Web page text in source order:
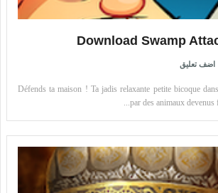
Download Swamp
اضف تعليق
Défends ta maison ! Ta jadis relaxante petite bicoque
par des animaux devenus